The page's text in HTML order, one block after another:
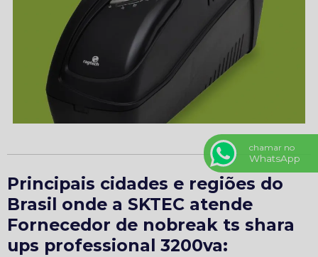
Principais cidades e regiões do
Brasil onde a SKTEC atende
Fornecedor de nobreak ts shara
ups professional 3200va:
chamar no
WhatsApp